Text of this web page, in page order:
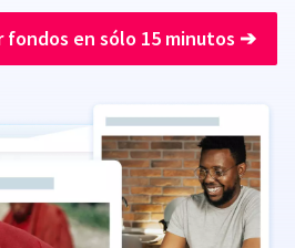
fondos en sólo 15 minutos ➔